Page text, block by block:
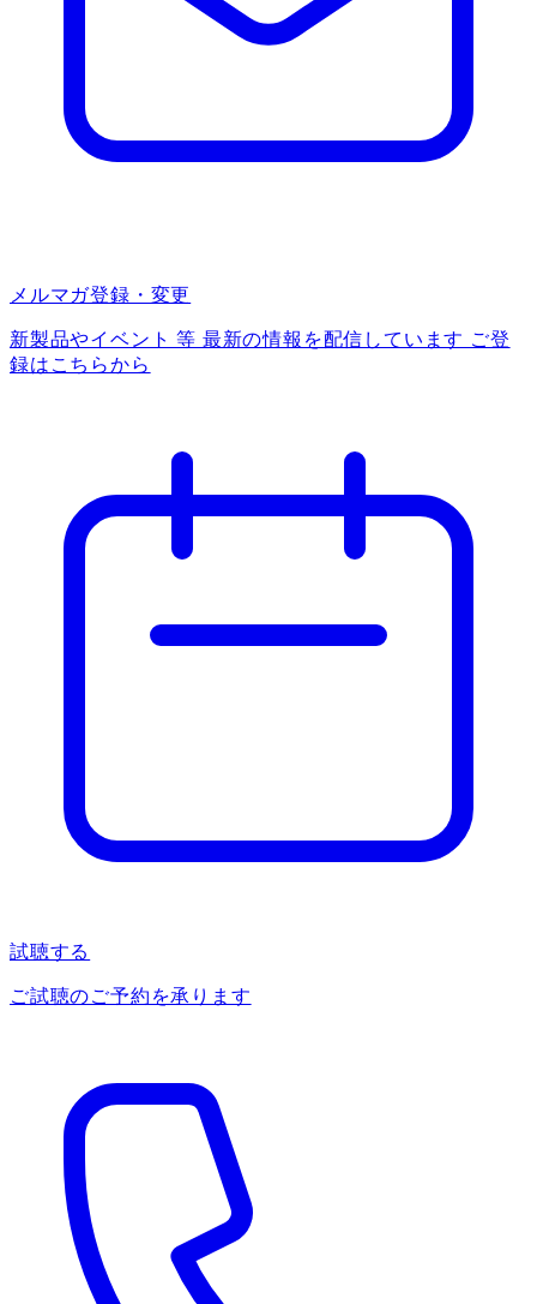
メルマガ登録・変更
新製品やイベント 等 最新の情報を配信しています ご登
録はこちらから
試聴する
ご試聴のご予約を承ります